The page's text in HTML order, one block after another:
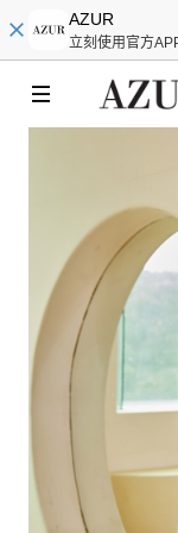
AZUR
立刻使用官方